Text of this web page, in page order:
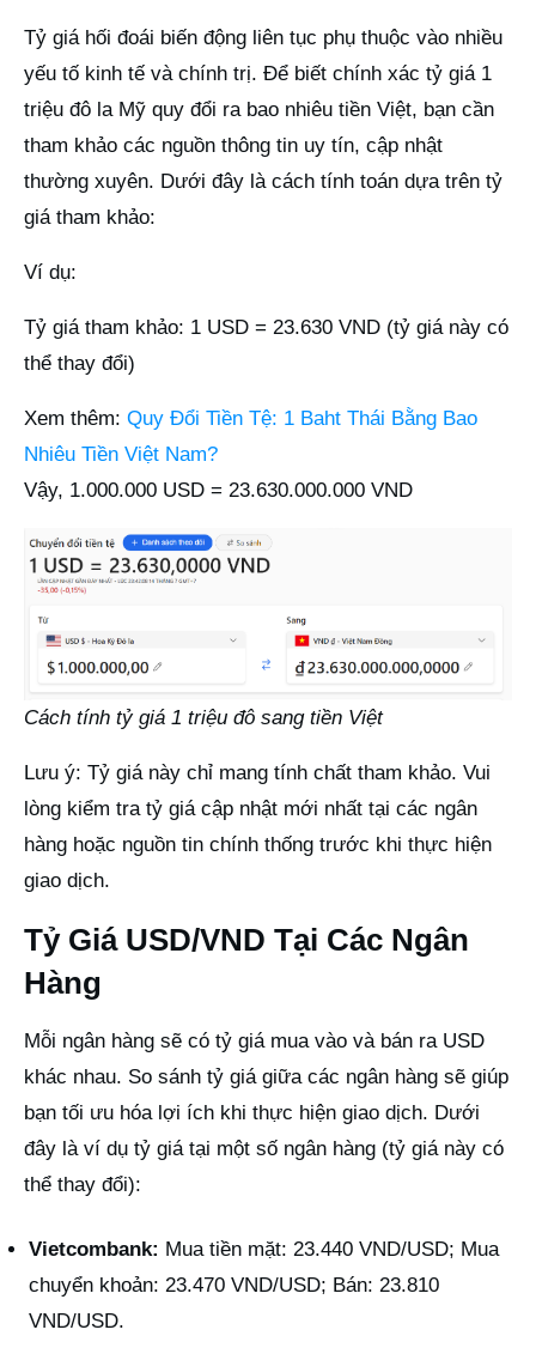
Tỷ giá hối đoái biến động liên tục phụ thuộc vào nhiều
yếu tố kinh tế và chính trị. Để biết chính xác tỷ giá 1
triệu đô la Mỹ quy đổi ra bao nhiêu tiền Việt, bạn cần
tham khảo các nguồn thông tin uy tín, cập nhật
thường xuyên. Dưới đây là cách tính toán dựa trên tỷ
giá tham khảo:
Ví dụ:
Tỷ giá tham khảo: 1 USD = 23.630 VND (tỷ giá này có
thể thay đổi)
Xem thêm: Quy Đổi Tiền Tệ: 1 Baht Thái Bằng Bao
Nhiêu Tiền Việt Nam?
Vậy, 1.000.000 USD = 23.630.000.000 VND
Cách tính tỷ giá 1 triệu đô sang tiền Việt
Lưu ý: Tỷ giá này chỉ mang tính chất tham khảo. Vui
lòng kiểm tra tỷ giá cập nhật mới nhất tại các ngân
hàng hoặc nguồn tin chính thống trước khi thực hiện
giao dịch.
Tỷ Giá USD/VND Tại Các Ngân
Hàng
Mỗi ngân hàng sẽ có tỷ giá mua vào và bán ra USD
khác nhau. So sánh tỷ giá giữa các ngân hàng sẽ giúp
bạn tối ưu hóa lợi ích khi thực hiện giao dịch. Dưới
đây là ví dụ tỷ giá tại một số ngân hàng (tỷ giá này có
thể thay đổi):
Vietcombank: Mua tiền mặt: 23.440 VND/USD; Mua
chuyển khoản: 23.470 VND/USD; Bán: 23.810
VND/USD.